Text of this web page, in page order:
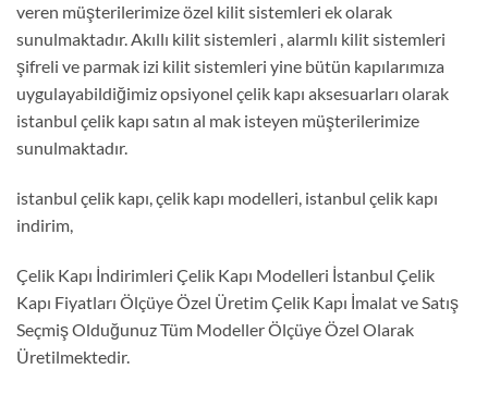
veren müşterilerimize özel kilit sistemleri ek olarak
sunulmaktadır. Akıllı kilit sistemleri , alarmlı kilit sistemleri
şifreli ve parmak izi kilit sistemleri yine bütün kapılarımıza
uygulayabildiğimiz opsiyonel çelik kapı aksesuarları olarak
istanbul çelik kapı satın al mak isteyen müşterilerimize
sunulmaktadır.
istanbul çelik kapı, çelik kapı modelleri, istanbul çelik kapı
indirim,
Çelik Kapı İndirimleri Çelik Kapı Modelleri İstanbul Çelik
Kapı Fiyatları Ölçüye Özel Üretim Çelik Kapı İmalat ve Satış
Seçmiş Olduğunuz Tüm Modeller Ölçüye Özel Olarak
Üretilmektedir.